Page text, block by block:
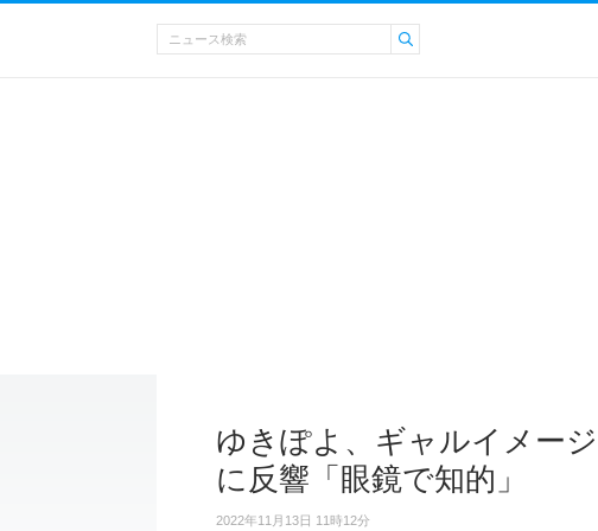
ゆきぽよ、ギャルイメー
に反響「眼鏡で知的」
2022年11月13日 11時12分